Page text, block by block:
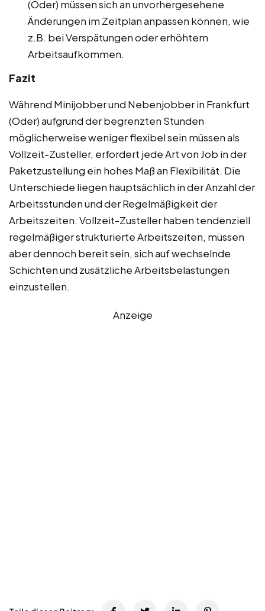
(Oder) müssen sich an unvorhergesehene
Änderungen im Zeitplan anpassen können, wie
z.B. bei Verspätungen oder erhöhtem
Arbeitsaufkommen.
Fazit
Während Minijobber und Nebenjobber in Frankfurt
(Oder) aufgrund der begrenzten Stunden
möglicherweise weniger flexibel sein müssen als
Vollzeit-Zusteller, erfordert jede Art von Job in der
Paketzustellung ein hohes Maß an Flexibilität. Die
Unterschiede liegen hauptsächlich in der Anzahl der
Arbeitsstunden und der Regelmäßigkeit der
Arbeitszeiten. Vollzeit-Zusteller haben tendenziell
regelmäßiger strukturierte Arbeitszeiten, müssen
aber dennoch bereit sein, sich auf wechselnde
Schichten und zusätzliche Arbeitsbelastungen
einzustellen.
Anzeige